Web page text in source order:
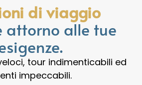
di viaggio
attorno alle tue
tour indimenticabili ed
impeccabili.